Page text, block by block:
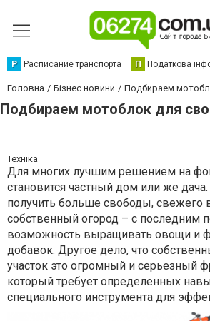
Р Расписание транспорта П Податкова
Головна Бізнес новини Подбираем
Подбираем мотоблок для
Техніка
Для многих лучшим решением на
становится частный дом или же
получить больше свободы, свежего
собственный огород – с последним
возможность выращивать овощи и
добавок. Другое дело, что
участок это огромный и серьезный
который требует определенных
специального инструмента для